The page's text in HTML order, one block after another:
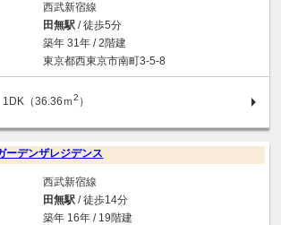
西武新宿線
田無駅/ 徒歩5分
築年 31年 / 2階建
東京都西東京市南町3-5-8
（36.36ｍ2 ）
ーデンザレジデンス
西武新宿線
田無駅/ 徒歩14分
築年 16年 / 19階建